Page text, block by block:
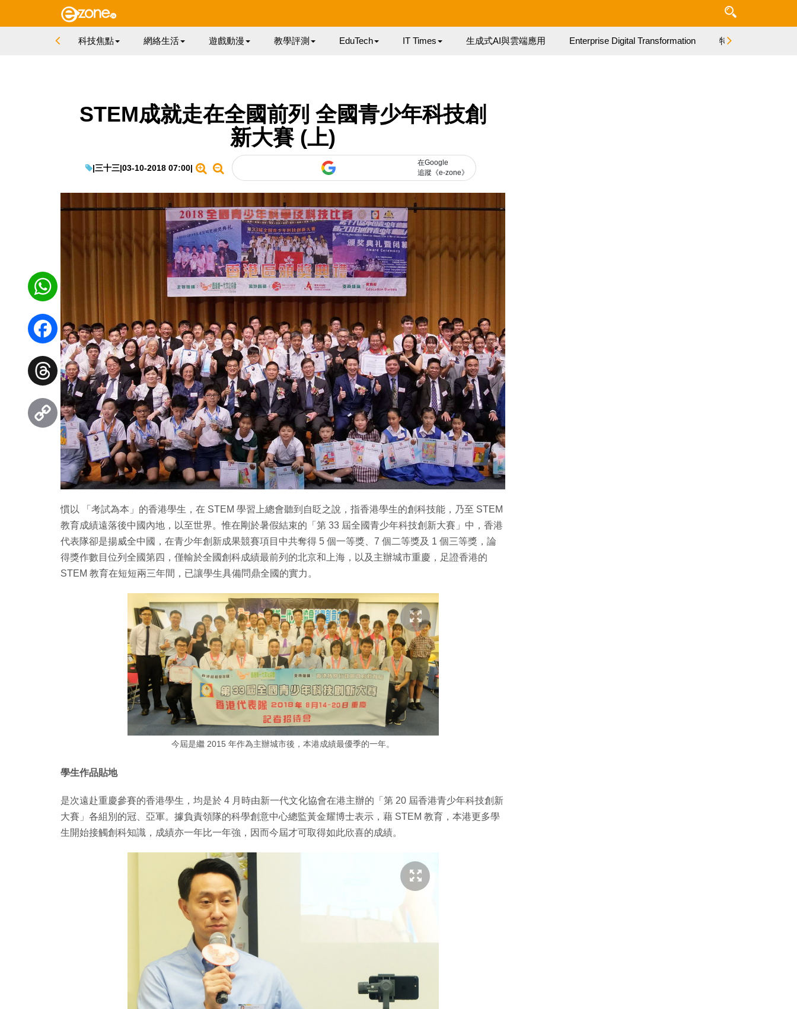
科技焦點 網絡生活 遊戲動漫 教學評測 EduTech IT Times 生成式AI與雲端應用 Enterprise Digital Transformation 特集
STEM成就走在全國前列 全國青少年科技創
新大賽 (上)
|三十三|03-10-2018 07:00|
在Google
追蹤《e-zone》
慣以 「考試為本」的香港學生，在 STEM 學習上總會聽到自眨之說，指香港學生的創科技能，乃至 STEM
教育成績遠落後中國內地，以至世界。惟在剛於暑假結束的「第 33 屆全國青少年科技創新大賽」中，香港
代表隊卻是揚威全中國，在青少年創新成果競賽項目中共奪得 5 個一等獎、7 個二等獎及 1 個三等獎，論
得獎作數目位列全國第四，僅輸於全國創科成績最前列的北京和上海，以及主辦城市重慶，足證香港的
STEM 教育在短短兩三年間，已讓學生具備問鼎全國的實力。
今屆是繼 2015 年作為主辦城市後，本港成績最優季的一年。
學生作品貼地
是次遠赴重慶參賽的香港學生，均是於 4 月時由新一代文化協會在港主辦的「第 20 屆香港青少年科技創新
大賽」各組別的冠、亞軍。據負責領隊的科學創意中心總監黃金耀博士表示，藉 STEM 教育，本港更多學
生開始接觸創科知識，成績亦一年比一年強，因而今屆才可取得如此欣喜的成績。
WhatsApp
Facebook
Threads
Copy
Link